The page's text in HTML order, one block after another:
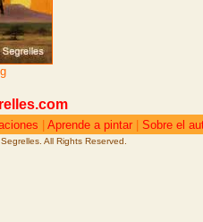
Aprende a pintar| Sobre el
All Rights Reserved.